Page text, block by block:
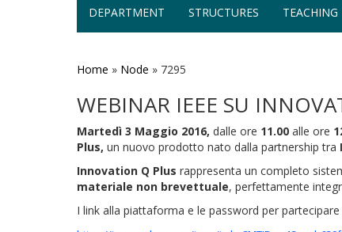
DEPARTMENT STRUCTURES TEACHING
Home » Node » 7295
WEBINAR IEEE SU
Martedì 3 Maggio 2016, dalle ore 11.00 alle ore
Plus, un nuovo prodotto nato dalla partnership tra
Innovation Q Plus rappresenta un completo
materiale non brevettuale, perfettamente
I link alla piattaforma e le password per